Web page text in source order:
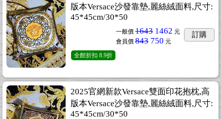
版本Versace沙發靠墊,麗絲絨面料,尺寸:
45*45cm/30*50
一般價 1643 1462 元
會員價 843 750 元
訂購
全館折扣 8.9折
2025官網新款Versace雙面印花抱枕,高
版本Versace沙發靠墊,麗絲絨面料,尺寸:
45*45cm/30*50